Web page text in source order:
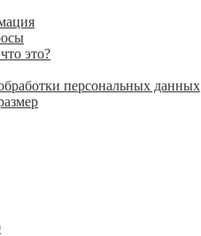
это?
персональных данных